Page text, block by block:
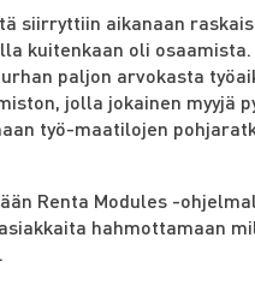
siirryttiin aikanaan
kuitenkaan oli
paljon arvokasta
jolla jokainen myyjä
työ-maatilojen
Renta Modules -
hahmottamaan